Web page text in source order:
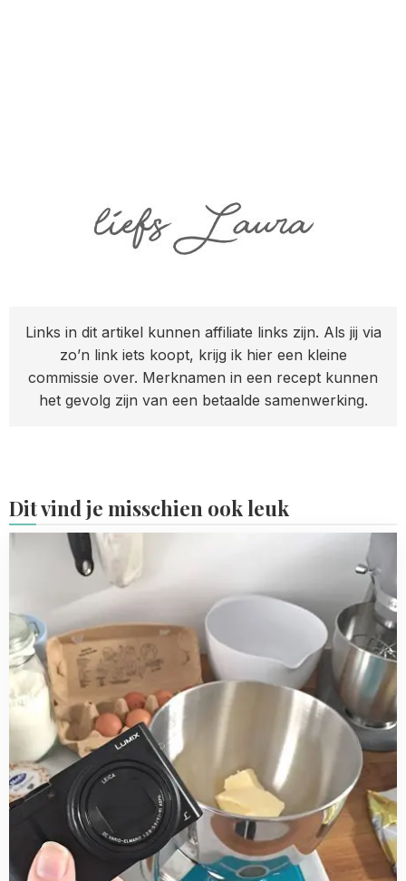
Links in dit artikel kunnen affiliate links zijn. Als jij via
zo’n link iets koopt, krijg ik hier een kleine
commissie over. Merknamen in een recept kunnen
het gevolg zijn van een betaalde samenwerking.
Dit vind je misschien ook leuk
Read
the
scenes:
oktober
2017
#1